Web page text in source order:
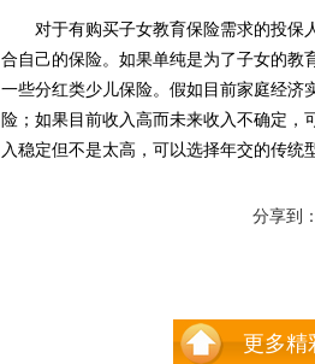
对于有购买子女教育保险需求的投保
合自己的保险。如果单纯是为了子女的教
一些分红类少儿保险。假如目前家庭经济
险；如果目前收入高而未来收入不确定
入稳定但不是太高，可以选择年交的传统
分享到：
更多精